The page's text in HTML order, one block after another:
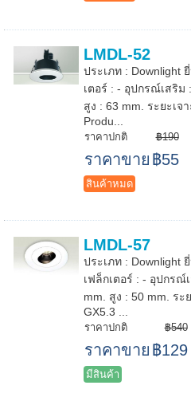
LMDL-52
ประเภท : Downlight
เตอร์ : - อุปกรณ์เสริม
สูง : 63 mm. ระยะเจ
Produ...
ราคาปกติ ฿190
ราคาขาย ฿55
สินค้าหมด
LMDL-57
ประเภท : Downlight
เฟล็กเตอร์ : - อุปกรณ์
mm. สูง : 50 mm. ระ
GX5.3 ...
ราคาปกติ ฿540
ราคาขาย ฿129
มีสินค้า